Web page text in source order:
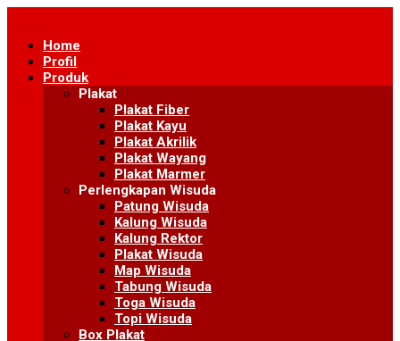
contentHome
Profil
Produk
Plakat
Plakat Fiber
Plakat Kayu
Plakat Akrilik
Plakat Wayang
Plakat Marmer
Perlengkapan Wisuda
Patung Wisuda
Kalung Wisuda
Kalung Rektor
Plakat Wisuda
Map Wisuda
Tabung Wisuda
Toga Wisuda
Topi Wisuda
Box Plakat